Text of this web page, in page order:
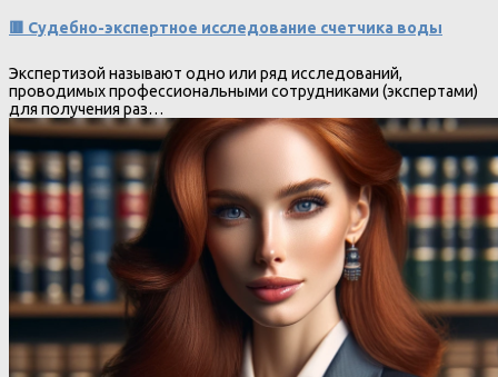
🟥 Судебно-экспертное исследование счетчика воды
Экспертизой называют одно или ряд исследований,
проводимых профессиональными сотрудниками (экспертами)
для получения раз…